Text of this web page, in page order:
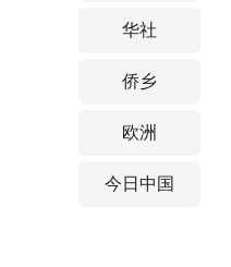
华社
侨乡
欧洲
今日中国